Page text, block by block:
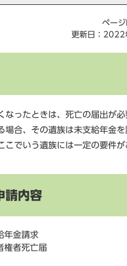
ペー
更新日：2022
なったときは、死亡の届出が必
場合、その遺族は未支給年金を
こでいう遺族には一定の要件が
請内容
年金請求
権者死亡届